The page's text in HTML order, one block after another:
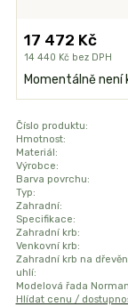
17 472 Kč
14 440 Kč bez DPH
Momentálně není
Číslo produktu:
Hmotnost:
Materiál:
Výrobce:
Barva povrchu:
Typ:
Zahradní:
Specifikace:
Zahradní krb:
Venkovní krb:
Zahradní krb na
uhlí:
Modelová řada
Hlídat cenu /